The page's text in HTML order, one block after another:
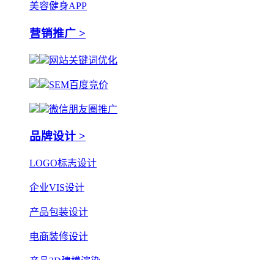
美容健身APP
营销推广 >
网站关键词优化
SEM百度竞价
微信朋友圈推广
品牌设计 >
LOGO标志设计
企业VIS设计
产品包装设计
电商装修设计